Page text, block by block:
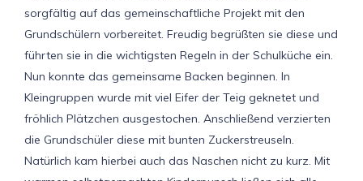
sorgfältig auf das gemeinschaftliche Projekt mit den
Grundschülern vorbereitet. Freudig begrüßten sie diese und
führten sie in die wichtigsten Regeln in der Schulküche ein.
Nun konnte das gemeinsame Backen beginnen. In
Kleingruppen wurde mit viel Eifer der Teig geknetet und
fröhlich Plätzchen ausgestochen. Anschließend verzierten
die Grundschüler diese mit bunten Zuckerstreuseln.
Natürlich kam hierbei auch das Naschen nicht zu kurz. Mit